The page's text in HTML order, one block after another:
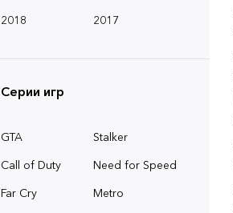
2018
2017
Серии игр
GTA
Stalker
Call of Duty
Need for Speed
Far Cry
Metro